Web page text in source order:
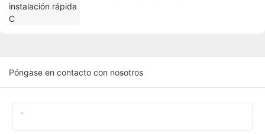
Póngase en contacto con nosotros